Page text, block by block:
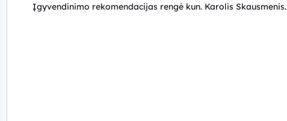
Įgyvendinimo rekomendacijas rengė kun. Karolis Skausmenis.